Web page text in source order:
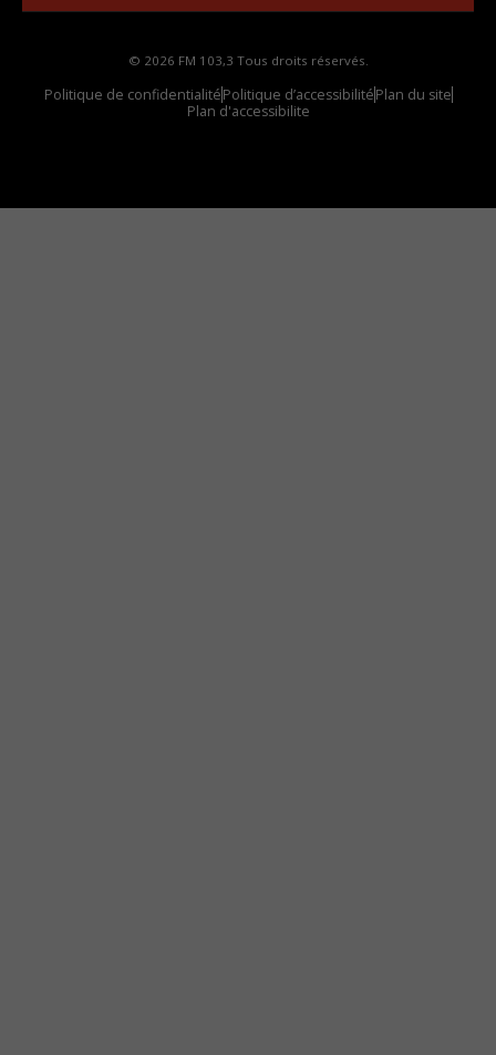
© 2026 FM 103,3 Tous droits réservés.
Politique de confidentialitéPolitique d’accessibilitéPlan du site
Plan d'accessibilite